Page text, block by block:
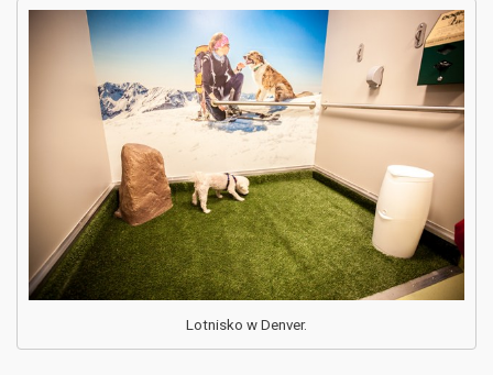
Lotnisko w Denver.